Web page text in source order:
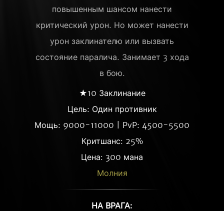
повышенным шансом нанести
критический урон. Но может нанести
урон заклинателю или вызвать
состояние паралича. Занимает 3 хода
в бою.
★10 Заклинание
Цель: Один противник
Мощь: 9000-11000 | PvP: 4500-5500
Критшанс: 25%
Цена: 300 мана
Молния
НА ВРАГА: